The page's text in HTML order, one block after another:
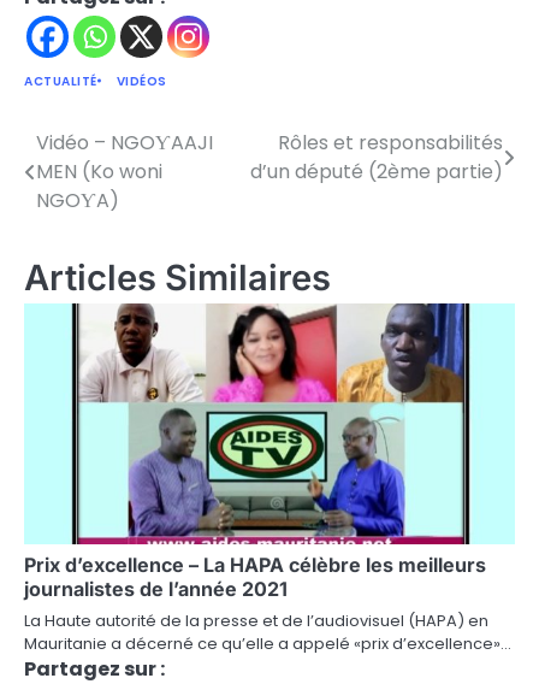
ACTUALITÉ VIDÉOS
Navigation
de
Vidéo – NGOƳAAJI
MEN (Ko woni
NGOƳA)
Rôles et responsabilités
d’un député (2ème partie)
Articles Similaires
Prix d’excellence – La HAPA célèbre les meilleurs
journalistes de l’année 2021
La Haute autorité de la presse et de l’audiovisuel (HAPA) en
Mauritanie a décerné ce qu’elle a appelé «prix d’excellence»…
Partagez sur :